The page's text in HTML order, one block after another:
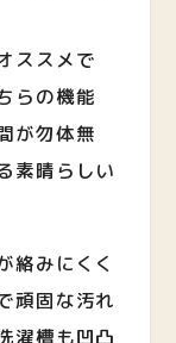
ススメで
らの機能
が勿体無
素晴らしい
絡みにくく
頑固な汚れ
濯槽も凹凸